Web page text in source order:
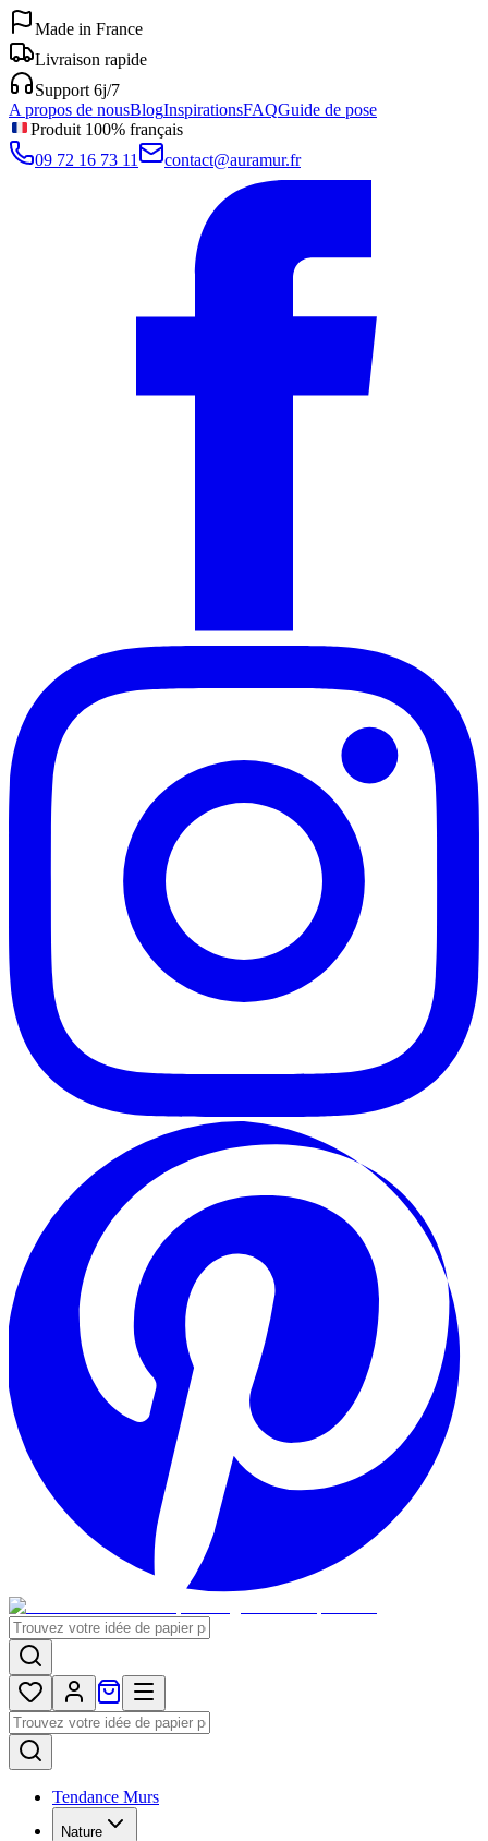
Made in France
Livraison rapide
Support 6j/7
A propos de nousBlogInspirationsFAQGuide de pose
Produit 100% français
09 72 16 73 11
contact@auramur.fr
Tendance Murs
Nature